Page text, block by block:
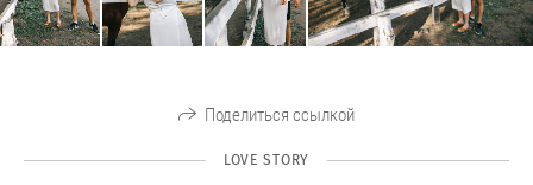
Поделиться ссылкой
LOVE STORY